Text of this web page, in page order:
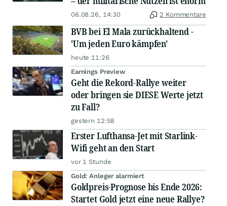
06.08.26, 14:30 2 Kommentare
BVB bei El Mala zurückhaltend -
'Um jeden Euro kämpfen'
heute 11:26
Earnings Preview
Geht die Rekord-Rallye weiter
oder bringen sie DIESE Werte jetzt
zu Fall?
gestern 12:58
Erster Lufthansa-Jet mit Starlink-
Wifi geht an den Start
vor 1 Stunde
Gold: Anleger alarmiert
Goldpreis-Prognose bis Ende 2026:
Startet Gold jetzt eine neue Rallye?